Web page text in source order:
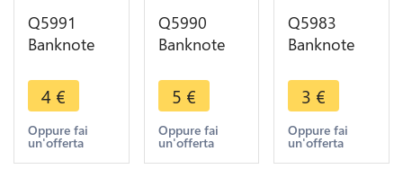
Q5991
Banknote
25 Sen1964
UNC ->
Make offer
4 €
Oppure fai
un'offerta
Q5990
Banknote
2 Taka Bird
2003 UNC -
> Make
offer
5 €
Oppure fai
un'offerta
Q5983
Banknote
Dollar Bird
1976 ->
Make offer
3 €
Oppure fai
un'offerta